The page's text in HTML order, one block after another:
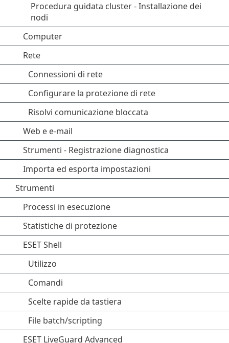
Procedura guidata cluster - Installazione dei
nodi
Computer
Rete
Connessioni di rete
Configurare la protezione di rete
Risolvi comunicazione bloccata
Web e e-mail
Strumenti - Registrazione diagnostica
Importa ed esporta impostazioni
Strumenti
Processi in esecuzione
Statistiche di protezione
ESET Shell
Utilizzo
Comandi
Scelte rapide da tastiera
File batch/scripting
ESET LiveGuard Advanced